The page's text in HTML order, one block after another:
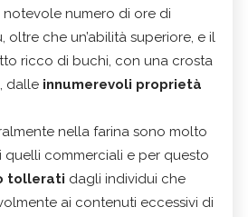
numero di ore di
oltre che un’abilità superiore, e il
ricco di buchi, con una crosta
dalle innumerevoli proprietà
nella farina sono molto
commerciali e per questo
tollerati dagli individui che
ai contenuti eccessivi di